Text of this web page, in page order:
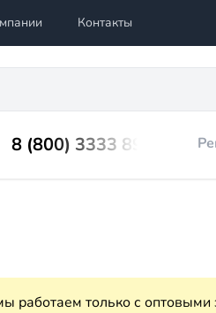
Контакты
8 (800) 3333 899
работаем только с оптовыми